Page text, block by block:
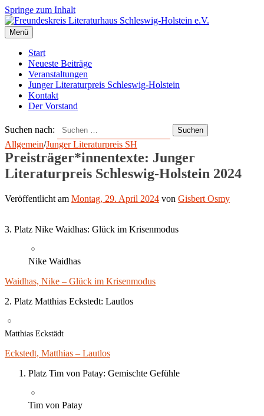
Springe zum Inhalt
Menü
Start
Neueste Beiträge
Veranstaltungen
Junger Literaturpreis Schleswig-Holstein
Kontakt
Der Vorstand
Suchen nach:
Allgemein/Junger Literaturpreis SH
Preisträger*innentexte: Junger
Literaturpreis Schleswig-Holstein 2024
Veröffentlicht am Montag, 29. April 2024 von Gisbert Osmy
3. Platz Nike Waidhas: Glück im Krisenmodus
Nike Waidhas
Waidhas, Nike – Glück im Krisenmodus
2. Platz Matthias Eckstedt: Lautlos
Matthias Eckstädt
Eckstedt, Matthias – Lautlos
Platz Tim von Patay: Gemischte Gefühle
Tim von Patay